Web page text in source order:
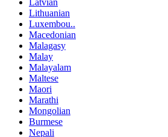
Lithuanian
Luxembou..
Macedonian
Malagasy
Malay
Malayalam
Maltese
Maori
Marathi
Mongolian
Burmese
Nepali